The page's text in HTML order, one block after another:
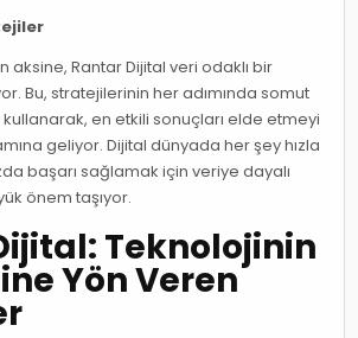
aksine, Rantar Dijital veri odaklı bir
Bu, stratejilerinin her adımında somut
en etkili sonuçları elde etmeyi
geliyor. Dijital dünyada her şey hızla
başarı sağlamak için veriye dayalı
önem taşıyor.
Teknolojinin
Yön Veren